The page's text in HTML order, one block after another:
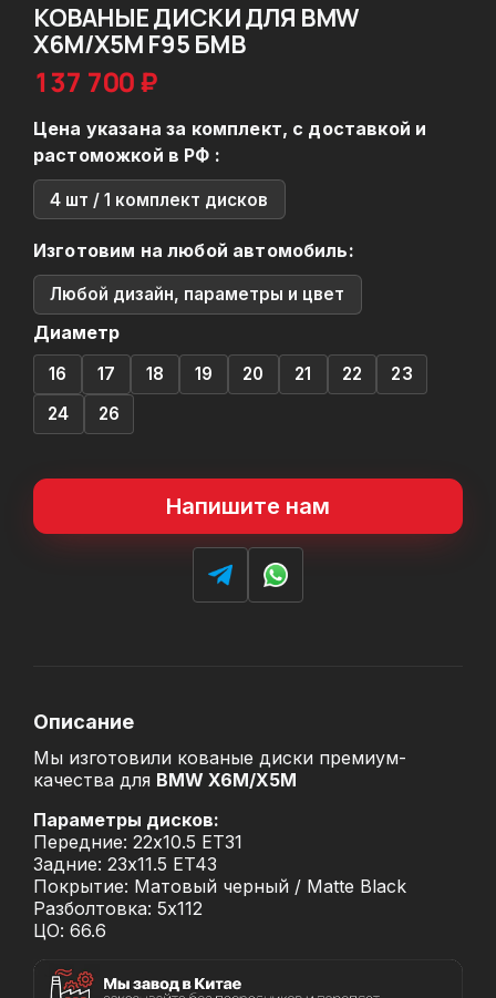
КОВАНЫЕ ДИСКИ ДЛЯ BMW
X6M/X5M F95 БМВ
137 700 ₽
Цена указана за комплект, с доставкой и
растоможкой в РФ :
4 шт / 1 комплект дисков
Изготовим на любой автомобиль:
Любой дизайн, параметры и цвет
Диаметр
16 17 18 19 20 21 22
23
24
26
Напишите нам
Описание
Мы изготовили кованые диски премиум-
качества для BMW X6M/X5M
Параметры дисков:
Передние: 22x10.5 ET31
Задние: 23x11.5 ET43
Покрытие: Матовый черный / Matte Black
Разболтовка: 5x112
ЦО: 66.6